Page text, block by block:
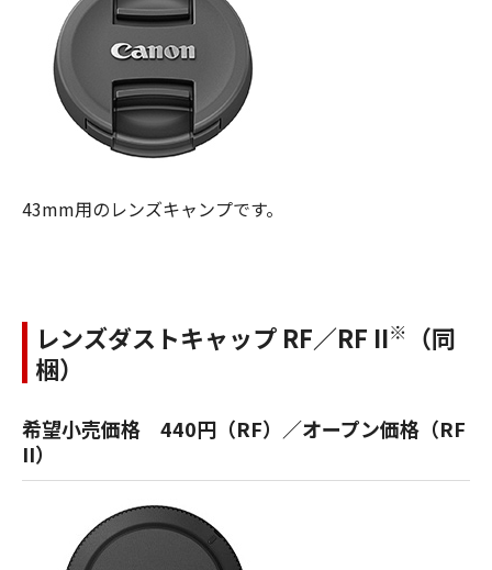
43mm用のレンズキャンプです。
レンズダストキャップ RF／RF II※
（同
梱）
希望小売価格 440円（RF）／オープン価格（RF
II）